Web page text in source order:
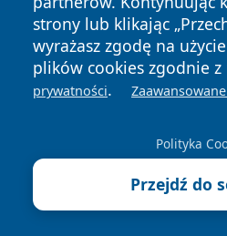
strony lub klikając
wyrażasz zgodę na
plików cookies zgodnie z
prywatności.
Polityka
Przejdź do
News Autorzy
Polityka
Prywatności